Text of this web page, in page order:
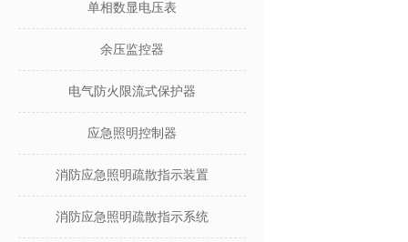
单相数显电压表
余压监控器
电气防火限流式保护器
应急照明控制器
消防应急照明疏散指示装置
消防应急照明疏散指示系统